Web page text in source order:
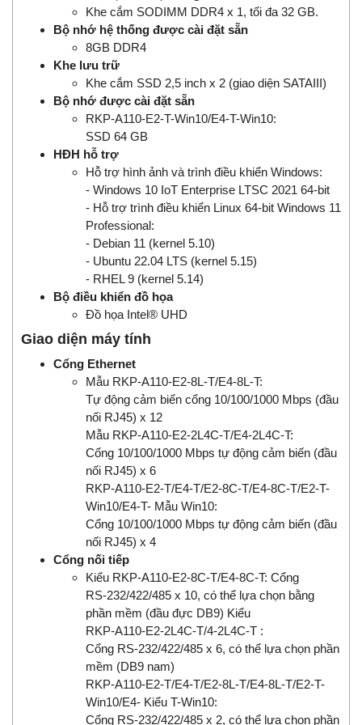
Khe cắm SODIMM DDR4 x 1, tối đa 32 GB.
Bộ nhớ hệ thống được cài đặt sẵn
8GB DDR4
Khe lưu trữ
Khe cắm SSD 2,5 inch x 2 (giao diện SATAIII)
Bộ nhớ được cài đặt sẵn
RKP-A110-E2-T-Win10/E4-T-Win10:
SSD 64 GB
HĐH hỗ trợ
Hỗ trợ hình ảnh và trình điều khiển Windows:
- Windows 10 IoT Enterprise LTSC 2021 64-bit
- Hỗ trợ trình điều khiển Linux 64-bit Windows 11
Professional:
- Debian 11 (kernel 5.10)
- Ubuntu 22.04 LTS (kernel 5.15)
- RHEL 9 (kernel 5.14)
Bộ điều khiển đồ họa
Đồ họa Intel® UHD
Giao diện máy tính
Cổng Ethernet
Mẫu RKP-A110-E2-8L-T/E4-8L-T:
Tự động cảm biến cổng 10/100/1000 Mbps (đầu
nối RJ45) x 12
Mẫu RKP-A110-E2-2L4C-T/E4-2L4C-T:
Cổng 10/100/1000 Mbps tự động cảm biến (đầu
nối RJ45) x 6
RKP-A110-E2-T/E4-T/E2-8C-T/E4-8C-T/E2-T-
Win10/E4-T- Mẫu Win10:
Cổng 10/100/1000 Mbps tự động cảm biến (đầu
nối RJ45) x 4
Cổng nối tiếp
Kiểu RKP-A110-E2-8C-T/E4-8C-T: Cổng
RS-232/422/485 x 10, có thể lựa chọn bằng
phần mềm (đầu đực DB9) Kiểu
RKP-A110-E2-2L4C-T/4-2L4C-T :
Cổng RS-232/422/485 x 6, có thể lựa chọn phần
mềm (DB9 nam)
RKP-A110-E2-T/E4-T/E2-8L-T/E4-8L-T/E2-T-
Win10/E4- Kiểu T-Win10:
Cổng RS-232/422/485 x 2, có thể lựa chọn phần